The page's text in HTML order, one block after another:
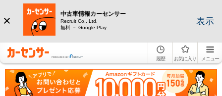
中古車情報カーセンサー
Recruit Co., Ltd.
無料 － Google Play
表示
履歴 お気に入り メニュー